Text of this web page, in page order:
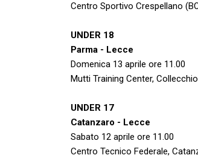
Centro Sportivo Crespellano
UNDER 18
Parma - Lecce
Domenica 13 aprile ore 11.00
Mutti Training Center,
UNDER 17
Catanzaro - Lecce
Sabato 12 aprile ore 11.00
Centro Tecnico Federale,